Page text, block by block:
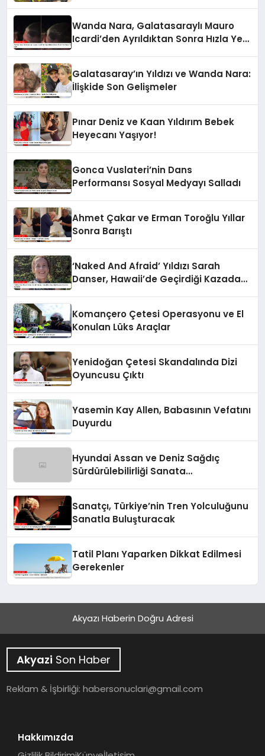
Wanda Nara, Galatasaraylı Mauro
Icardi’den Ayrıldıktan Sonra Hızla Yeni
Galatasaray’ın Yıldızı ve Wanda Nara:
İlişkide Son Gelişmeler
Pınar Deniz ve Kaan Yıldırım Bebek
Heyecanı Yaşıyor!
Gonca Vuslateri’nin Dans
Performansı Sosyal Medyayı Salladı
Ahmet Çakar ve Erman Toroğlu Yıllar
Sonra Barıştı
‘Naked And Afraid’ Yıldızı Sarah
Danser, Hawaii’de Geçirdiği Kazada
Komançero Çetesi Operasyonu ve El
Konulan Lüks Araçlar
Yenidoğan Çetesi Skandalında Dizi
Oyuncusu Çıktı
Yasemin Kay Allen, Babasının Vefatını
Duyurdu
Hyundai Assan ve Deniz Sağdıç
Sürdürülebilirliği Sanata
Sanatçı, Türkiye’nin Tren Yolculuğunu
Sanatla Buluşturacak
Tatil Planı Yaparken Dikkat Edilmesi
Gerekenler
Akyazı Haberin Doğru Adresi
Akyazi Son Haber
Reklam & İşbirliği:habersonuclari@gmail.com
Hakkımızda